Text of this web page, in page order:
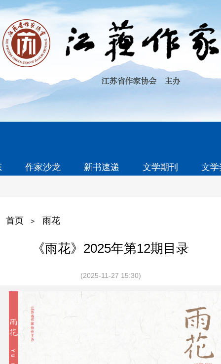
作家沙龙 新书速递 文学期刊 文
首页 > 雨花
《雨花》2025年第12期目录
(2025-11-27 15:30)